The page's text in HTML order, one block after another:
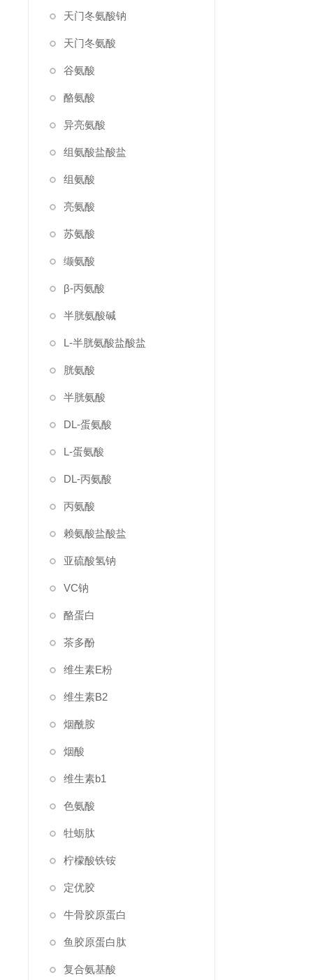
天门冬氨酸钠
天门冬氨酸
谷氨酸
酪氨酸
异亮氨酸
组氨酸盐酸盐
组氨酸
亮氨酸
苏氨酸
缬氨酸
β-丙氨酸
半胱氨酸碱
L-半胱氨酸盐酸盐
胱氨酸
半胱氨酸
DL-蛋氨酸
L-蛋氨酸
DL-丙氨酸
丙氨酸
赖氨酸盐酸盐
亚硫酸氢钠
VC钠
酪蛋白
茶多酚
维生素E粉
维生素B2
烟酰胺
烟酸
维生素b1
色氨酸
牡蛎肽
柠檬酸铁铵
定优胶
牛骨胶原蛋白
鱼胶原蛋白肽
复合氨基酸